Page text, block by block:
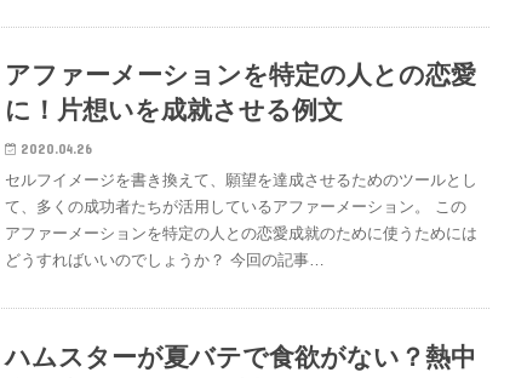
アファーメーションを特定の人との恋愛
に！片想いを成就させる例文
2020.04.26
セルフイメージを書き換えて、願望を達成させるためのツールとし
て、多くの成功者たちが活用しているアファーメーション。 この
アファーメーションを特定の人との恋愛成就のために使うためには
どうすればいいのでしょうか？ 今回の記事…
ハムスターが夏バテで食欲がない？熱中